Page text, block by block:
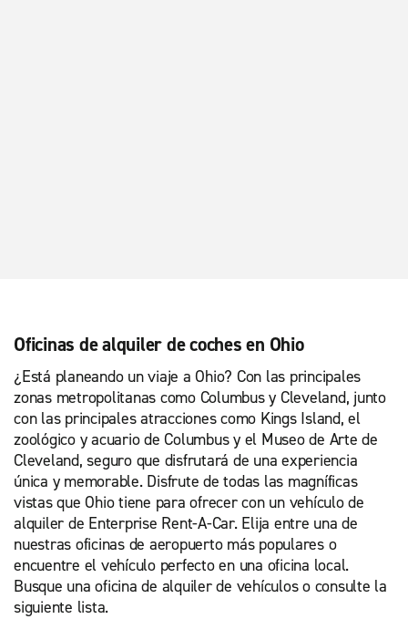
Oficinas de alquiler de coches en Ohio
¿Está planeando un viaje a Ohio? Con las principales
zonas metropolitanas como Columbus y Cleveland, junto
con las principales atracciones como Kings Island, el
zoológico y acuario de Columbus y el Museo de Arte de
Cleveland, seguro que disfrutará de una experiencia
única y memorable. Disfrute de todas las magníficas
vistas que Ohio tiene para ofrecer con un vehículo de
alquiler de Enterprise Rent-A-Car. Elija entre una de
nuestras oficinas de aeropuerto más populares o
encuentre el vehículo perfecto en una oficina local.
Busque una oficina de alquiler de vehículos o consulte la
siguiente lista.